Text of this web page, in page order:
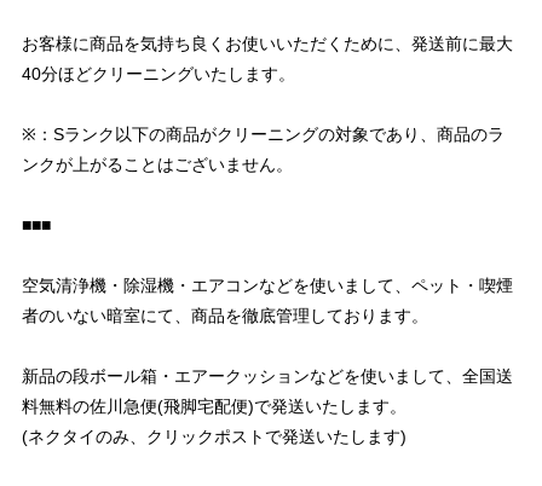
お客様に商品を気持ち良くお使いいただくために、発送前に最大
40分ほどクリーニングいたします。
※：Sランク以下の商品がクリーニングの対象であり、商品のラ
ンクが上がることはございません。
■■■
空気清浄機・除湿機・エアコンなどを使いまして、ペット・喫煙
者のいない暗室にて、商品を徹底管理しております。
新品の段ボール箱・エアークッションなどを使いまして、全国送
料無料の佐川急便(飛脚宅配便)で発送いたします。
(ネクタイのみ、クリックポストで発送いたします)